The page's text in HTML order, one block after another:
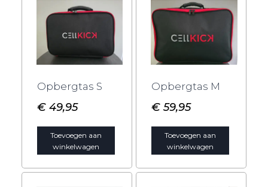
Opbergtas S
€49,95
Toevoegen aan
winkelwagen
Opbergtas M
€ 59,95
Toevoegen aan
winkelwagen